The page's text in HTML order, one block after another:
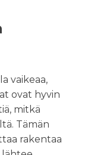
vaikeaa,
ovat hyvin
mitkä
Tämän
rakentaa